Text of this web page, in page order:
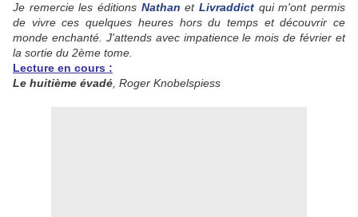
Je remercie les éditions Nathan etLivraddict qui m'ont permis
de vivre ces quelques heures hors du temps et découvrir ce
monde enchanté. J'attends avec impatience le mois de février et
la sortie du 2ème tome.
Lecture en cours :
Le huitième évadé , Roger Knobelspiess